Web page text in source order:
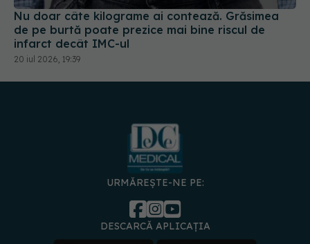
20 iul 2026, 19:39
URMĂREȘTE-NE PE:
DESCARCĂ APLICAȚIA